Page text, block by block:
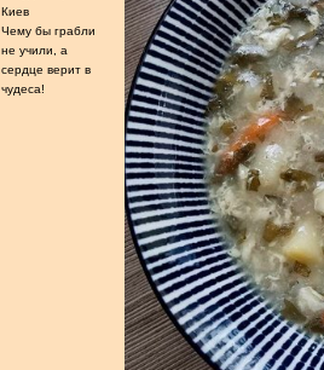
Киев
Чему бы грабли
не учили, а
сердце верит в
чудеса!